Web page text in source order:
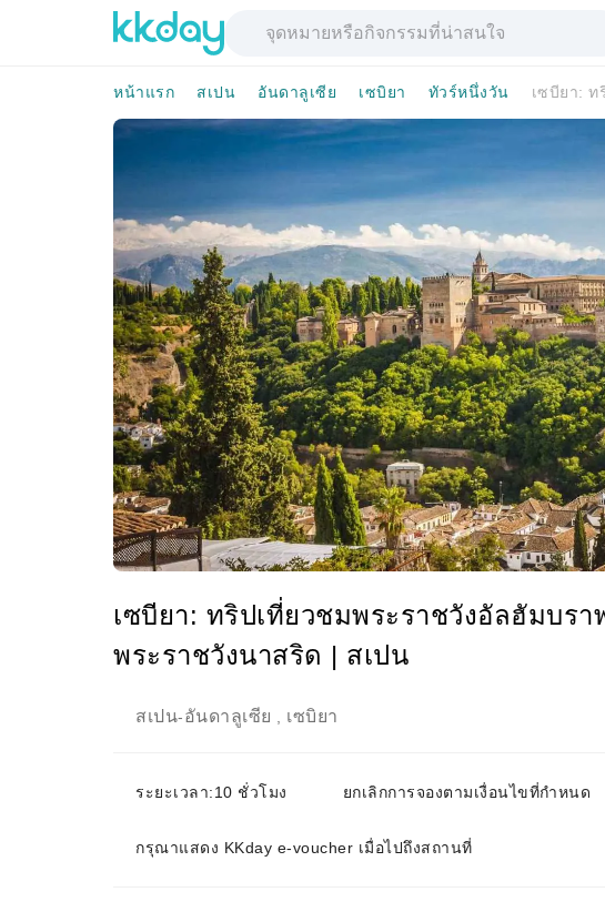
หน้าแรก สเปน อันดาลูเซีย เซบิยา ทัวร์หนึ่งวัน เซบียา:
เซบียา: ทริปเที่ยวชมพระราชวังอัลฮัมบร
พระราชวังนาสริด | สเปน
สเปน-อันดาลูเซีย เซบิยา
ระยะเวลา:10 ชั่วโมง ยกเลิกการจองตามเงื่อนไขที่กำหนด
กรุณาแสดง KKday e-voucher เมื่อไปถึงสถานที่